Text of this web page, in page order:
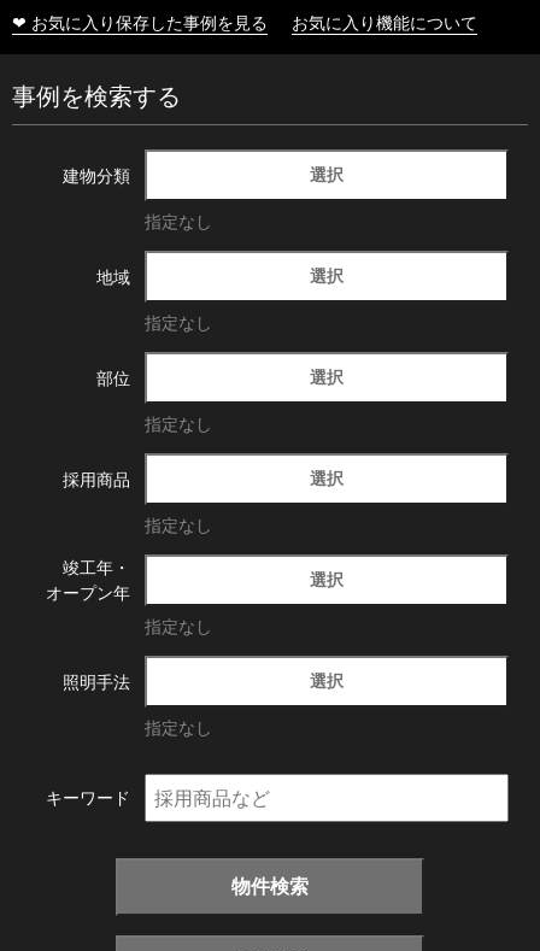
❤ お気に入り保存した事例を見る お気に入り機能について
事例を検索する
建物分類 選択
指定なし
地域 選択
指定なし
部位 選択
指定なし
採用商品 選択
指定なし
竣工年・
オープン年
選択
指定なし
照明手法 選択
指定なし
キーワード
物件検索